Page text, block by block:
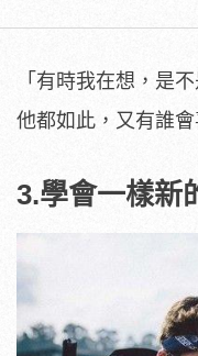
「有時我在想，是
他都如此，又有誰會
3.學會一樣新